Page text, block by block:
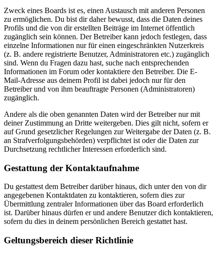
Zweck eines Boards ist es, einen Austausch mit anderen Personen
zu ermöglichen. Du bist dir daher bewusst, dass die Daten deines
Profils und die von dir erstellten Beiträge im Internet öffentlich
zugänglich sein können. Der Betreiber kann jedoch festlegen, dass
einzelne Informationen nur für einen eingeschränkten Nutzerkreis
(z. B. andere registrierte Benutzer, Administratoren etc.) zugänglich
sind. Wenn du Fragen dazu hast, suche nach entsprechenden
Informationen im Forum oder kontaktiere den Betreiber. Die E-
Mail-Adresse aus deinem Profil ist dabei jedoch nur für den
Betreiber und von ihm beauftragte Personen (Administratoren)
zugänglich.
Andere als die oben genannten Daten wird der Betreiber nur mit
deiner Zustimmung an Dritte weitergeben. Dies gilt nicht, sofern er
auf Grund gesetzlicher Regelungen zur Weitergabe der Daten (z. B.
an Strafverfolgungsbehörden) verpflichtet ist oder die Daten zur
Durchsetzung rechtlicher Interessen erforderlich sind.
Gestattung der Kontaktaufnahme
Du gestattest dem Betreiber darüber hinaus, dich unter den von dir
angegebenen Kontaktdaten zu kontaktieren, sofern dies zur
Übermittlung zentraler Informationen über das Board erforderlich
ist. Darüber hinaus dürfen er und andere Benutzer dich kontaktieren,
sofern du dies in deinem persönlichen Bereich gestattet hast.
Geltungsbereich dieser Richtlinie